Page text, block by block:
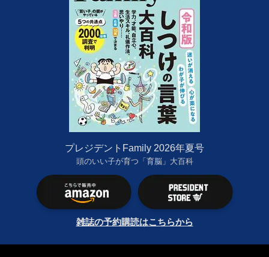
プレジデントFamily 2026年夏号
頭のいい子が育つ「育脳」大百科
雑誌の予約購読はこちらから